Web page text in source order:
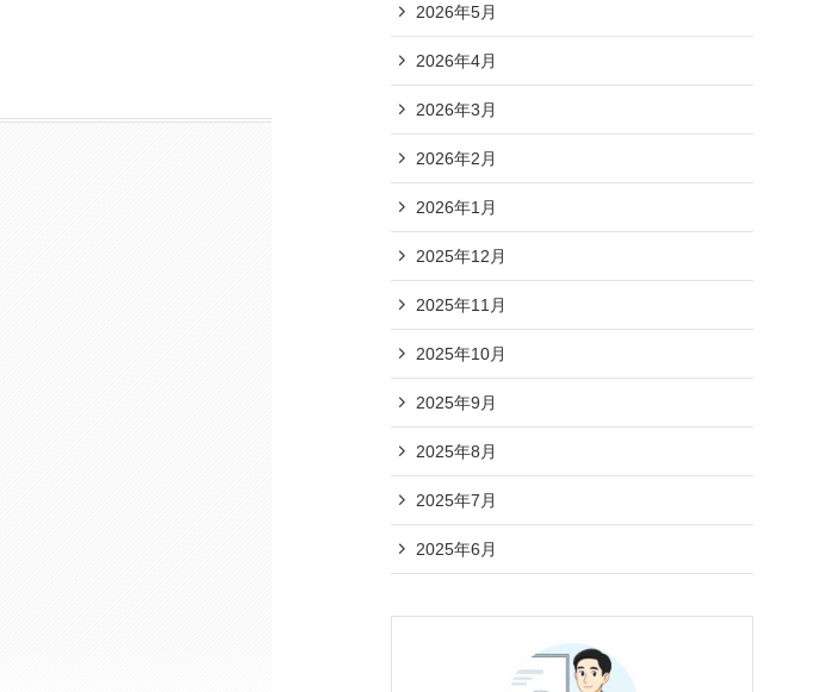
2026年5月
2026年4月
2026年3月
2026年2月
2026年1月
2025年12月
2025年11月
2025年10月
2025年9月
2025年8月
2025年7月
2025年6月